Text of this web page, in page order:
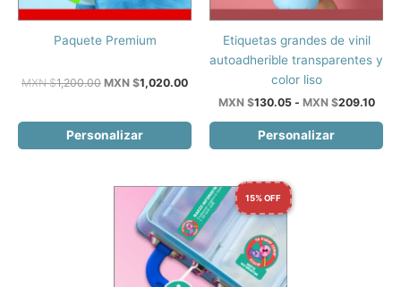
Paquete Premium
MXN $1,200.00 El
era:
MXN
$1,200.00.
MXN $1,020.00El
precio
actual
es:
$1,020.00.
Personalizar
Etiquetas grandes de vinil
autoadherible transparentes y
color liso
MXN $130.05 - MXN $209.10
Personalizar
Este
producto
múltiples
variantes.
pueden
elegir
en
la
página
15% OFF